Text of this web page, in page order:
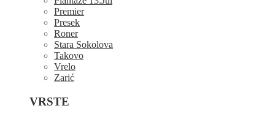
Premier
Presek
Roner
Stara Sokolova
Takovo
Vrelo
Zarić
VRSTE